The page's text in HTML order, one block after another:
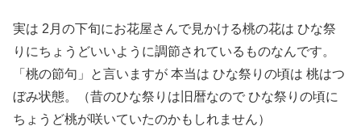
実は 2月の下旬にお花屋さんで見かける桃の花は ひな祭
りにちょうどいいように調節されているものなんです。
「桃の節句」と言いますが 本当は ひな祭りの頃は 桃はつ
ぼみ状態。（昔のひな祭りは旧暦なので ひな祭りの頃に
ちょうど桃が咲いていたのかもしれません）